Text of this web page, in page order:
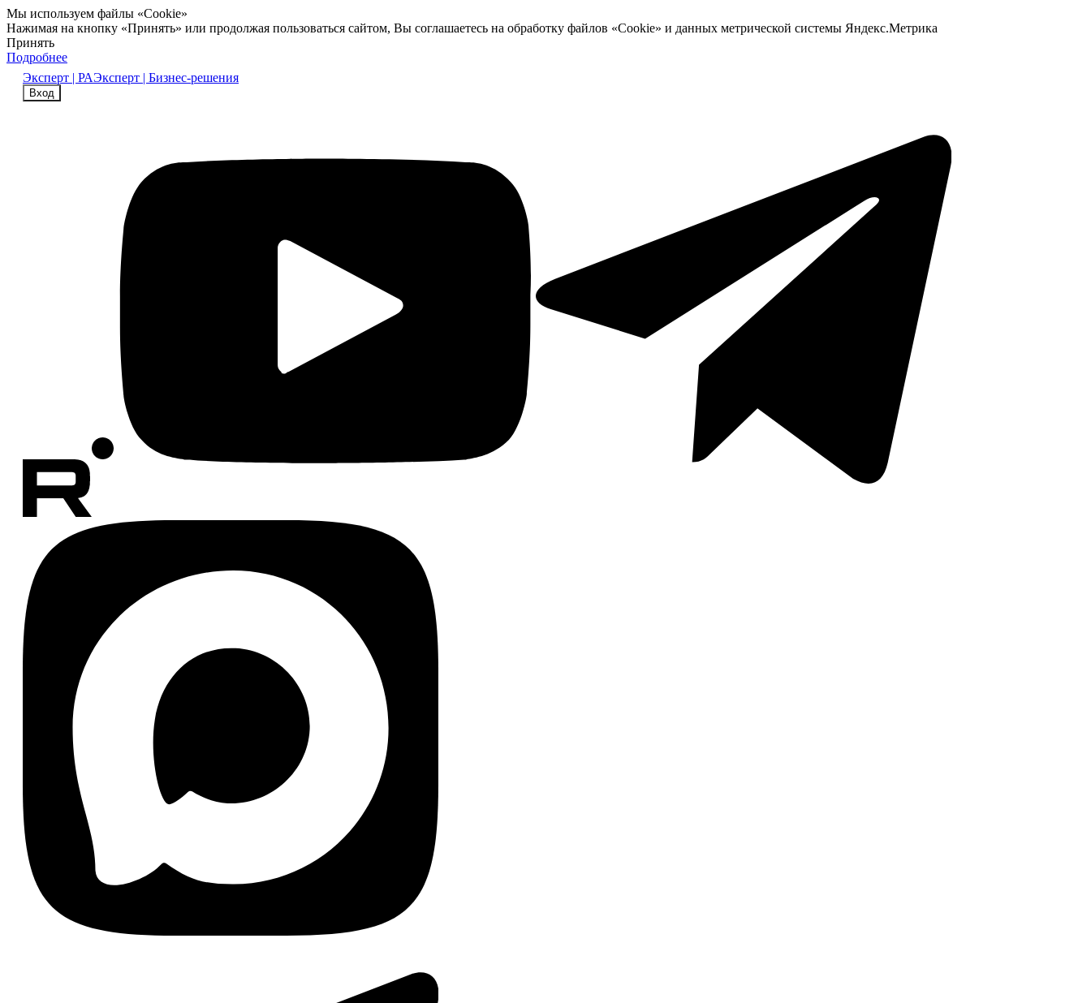
Мы используем файлы «Cookie»
Нажимая на кнопку «Принять» или продолжая пользоваться сайтом, Вы соглашаетесь на обработку файлов «Cookie» и данных метрической системы Яндекс.Метрика
Принять
Подробнее
Эксперт | РАЭксперт | Бизнес-решения
Вход